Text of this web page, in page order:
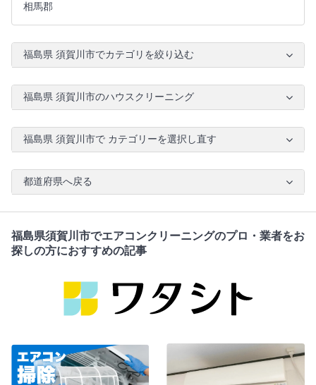
相馬郡
福島県 須賀川市でカテゴリを絞り込む
福島県 須賀川市のハウスクリーニング
福島県 須賀川市で カテゴリーを選択し直す
都道府県へ戻る
福島県須賀川市でエアコンクリーニングのプロ・業者をお
探しの方におすすめの記事